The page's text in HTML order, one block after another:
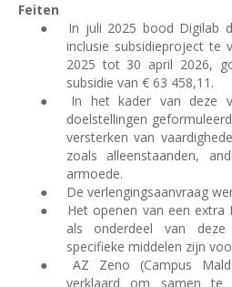
Feiten
●
In juli 2025 bood Digilab
inclusie subsidieproject te
2025 tot 30 april 2026,
subsidie van € 63 458,11.
●
In het kader van deze
doelstellingen
versterken van
zoals alleenstaanden,
armoede.
●
De verlengingsaanvraag
●
Het openen van een extra
als onderdeel van deze
specifieke middelen zijn
●
AZ Zeno (Campus
verklaard om samen